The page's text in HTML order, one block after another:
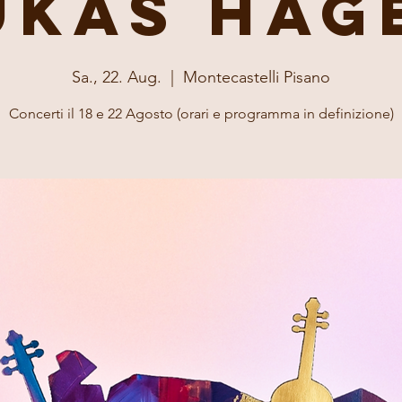
Sa., 22. Aug. Montecastelli Pisano
Concerti il 18 e 22 Agosto (orari e programma in definizione)